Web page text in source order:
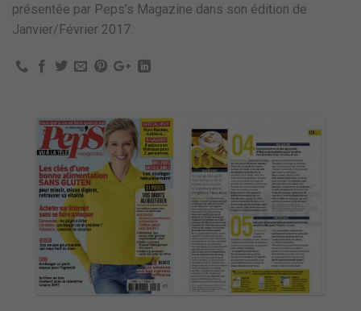
présentée par Peps’s Magazine dans son édition de
Janvier/Février 2017.